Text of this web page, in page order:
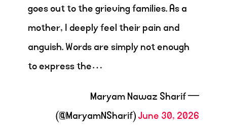
goes out to the grieving families. As a
mother, I deeply feel their pain and
anguish. Words are simply not enough
to express the…
— Maryam Nawaz Sharif
(@MaryamNSharif)June 30, 2026